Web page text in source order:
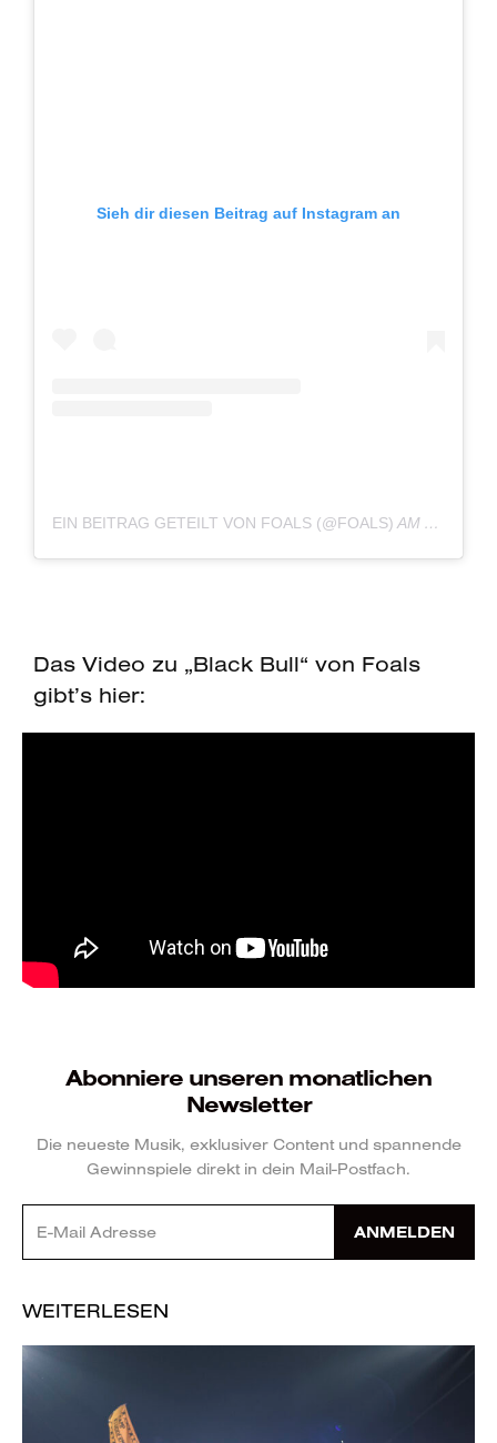
Sieh dir diesen Beitrag auf Instagram an
EIN BEITRAG GETEILT VON FOALS (@FOALS) AM AUG 1,
Das Video zu „Black Bull“ von Foals
gibt’s hier:
Abonniere unseren monatlichen
Newsletter
Die neueste Musik, exklusiver Content und spannende
Gewinnspiele direkt in dein Mail-Postfach.
ANMELDEN
WEITERLESEN